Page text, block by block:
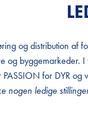
og distribution af
og byggemarkeder.
for DYR og
nogen ledige